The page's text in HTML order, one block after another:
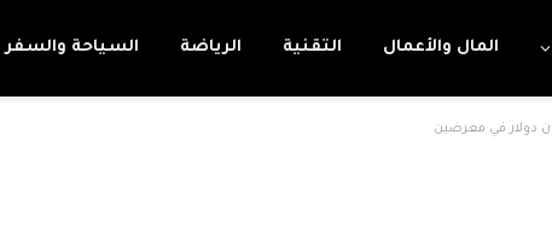
المال والأعمال التقنية الرياضة السياحة والسفر